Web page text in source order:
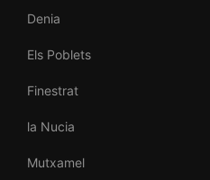
Denia
Els Poblets
Finestrat
la Nucia
Mutxamel